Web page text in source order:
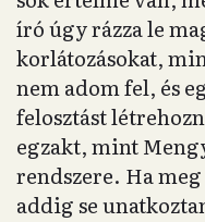
író úgy rázza le
korlátozásokat,
nem adom fel, és
felosztást
egzakt, mint
rendszere. Ha
addig se